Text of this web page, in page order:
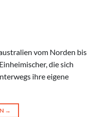
vom Norden bis
die sich
ihre eigene
→